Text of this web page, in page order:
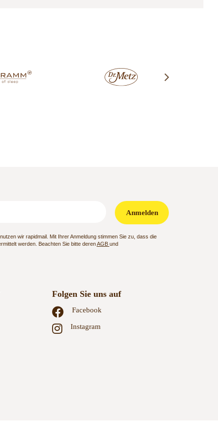
Anmelden
wir rapidmail. Mit Ihrer Anmeldung stimmen Sie zu, dass die
werden. Beachten Sie bitte derenAGB und
Folgen Sie uns auf
Facebook
Instagram